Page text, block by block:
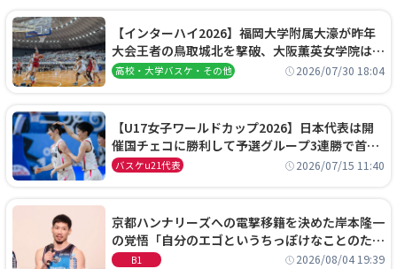
【インターハイ2026】福岡大学附属大濠が昨年
大会王者の鳥取城北を撃破、大阪薫英女学院は岐
阜女子に完勝、大会3日目試合結果
高校・大学バスケ・その他 2026/07/30 18:04
【U17女子ワールドカップ2026】日本代表は開
催国チェコに勝利して予選グループ3連勝で首位
通過！準々決勝の相手はエジプトに決定
バスケu21代表 2026/07/15 11:40
京都ハンナリーズへの電撃移籍を決めた岸本隆一
の覚悟「自分のエゴというちっぽけなことのため
に、京都に来たわけではない」
B1 2026/08/04 19:39